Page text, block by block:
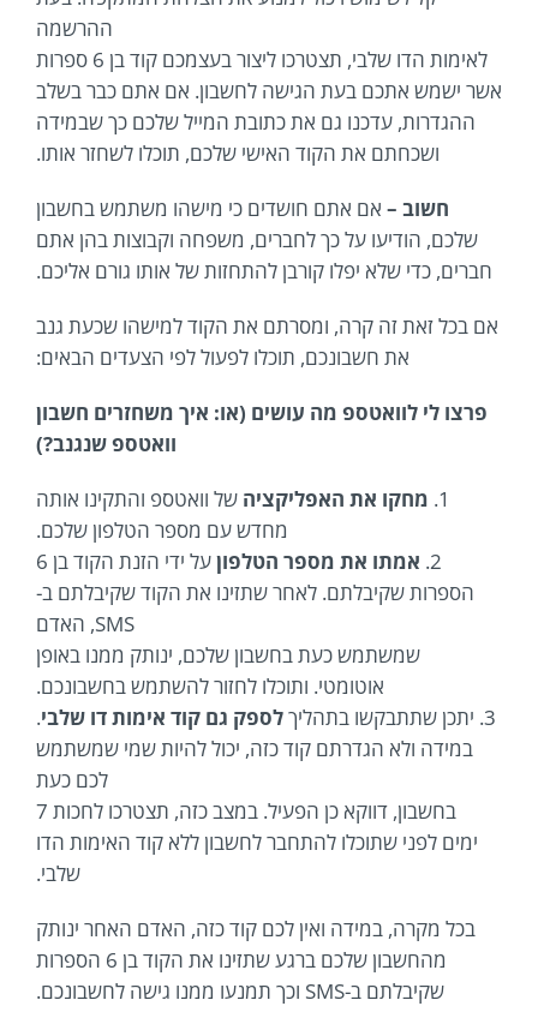
ההרשמה
לאימות הדו שלבי, תצטרכו ליצור בעצמכם קוד בן 6 ספרות
אשר ישמש אתכם בעת הגישה לחשבון. אם אתם כבר בשלב
ההגדרות, עדכנו גם את כתובת המייל שלכם כך שבמידה
ושכחתם את הקוד האישי שלכם, תוכלו לשחזר אותו.
חשוב – אם אתם חושדים כי מישהו משתמש בחשבון
שלכם, הודיעו על כך לחברים, משפחה וקבוצות בהן אתם
חברים, כדי שלא יפלו קורבן להתחזות של אותו גורם אליכם.
אם בכל זאת זה קרה, ומסרתם את הקוד למישהו שכעת גנב
את חשבונכם, תוכלו לפעול לפי הצעדים הבאים:
פרצו לי לוואטספ מה עושים (או: איך משחזרים חשבון
וואטספ שנגנב?)
1. מחקו את האפליקציה של וואטספ והתקינו אותה
מחדש עם מספר הטלפון שלכם.
2. אמתו את מספר הטלפון
על ידי הזנת הקוד בן 6
הספרות שקיבלתם. לאחר שתזינו את הקוד שקיבלתם ב-
SMS, האדם
שמשתמש כעת בחשבון שלכם, ינותק ממנו באופן
אוטומטי. ותוכלו לחזור להשתמש בחשבונכם.
3. יתכן שתתבקשו בתהליך
לספק גם קוד אימות דו שלבי.
במידה ולא הגדרתם קוד כזה, יכול להיות שמי שמשתמש
לכם כעת
בחשבון, דווקא כן הפעיל. במצב כזה, תצטרכו לחכות 7
ימים לפני שתוכלו להתחבר לחשבון ללא קוד האימות הדו
שלבי.
בכל מקרה, במידה ואין לכם קוד כזה, האדם האחר ינותק
מהחשבון שלכם ברגע שתזינו את הקוד בן 6 הספרות
שקיבלתם ב-SMS וכך תמנעו ממנו גישה לחשבונכם.